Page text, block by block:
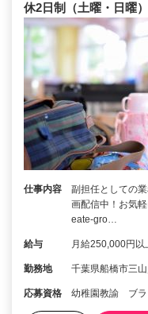
休2日制（土曜・日曜）
仕事内容
副担任としての
画配信中！お気
eate-gro…
給与 月給250,000円以
勤務地 千葉県船橋市三
応募資格 幼稚園教諭 ブラ